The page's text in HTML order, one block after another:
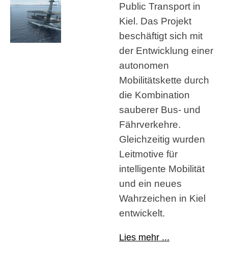
Public Transport in
Kiel. Das Projekt
beschäftigt sich mit
der Entwicklung einer
autonomen
Mobilitätskette durch
die Kombination
sauberer Bus- und
Fährverkehre.
Gleichzeitig wurden
Leitmotive für
intelligente Mobilität
und ein neues
Wahrzeichen in Kiel
entwickelt.
Lies mehr ...